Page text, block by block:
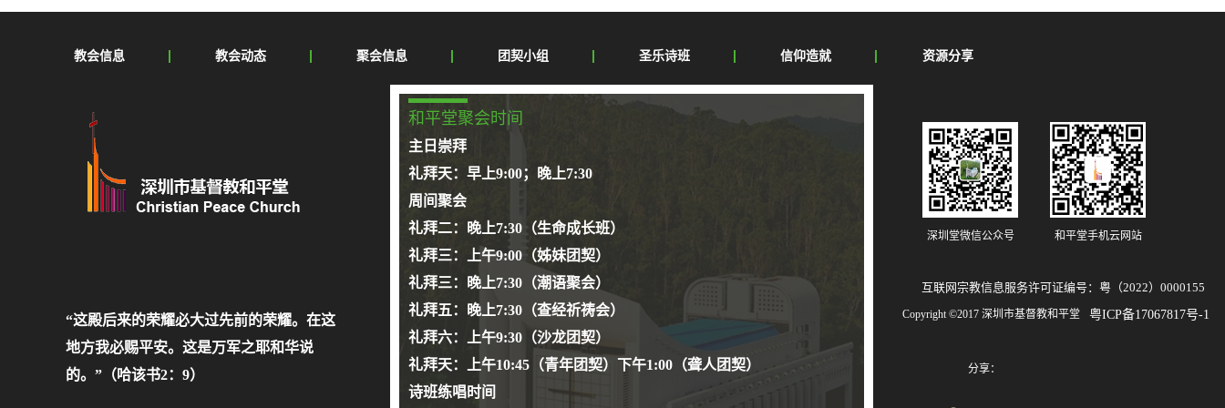
和平堂聚会时间
主日崇拜
礼拜天：早上9:00；晚上7:30
周间聚会
礼拜二：晚上7:30（生命成长班）
礼拜三：上午9:00（姊妹团契）
礼拜三：晚上7:30（潮语聚会）
礼拜五：晚上7:30（查经祈祷会）
礼拜六：上午9:30（沙龙团契）
礼拜天：上午10:45（青年团契）下午1:00（聋人团契）
诗班练唱时间
互联网宗教信息服务许可证编号：粤（2022）0000155
Copyright ©2017 深圳市基督教和平堂 粤ICP备17067817号-1
“这殿后来的荣耀必大过先前的荣耀。在这
地方我必赐平安。这是万军之耶和华说
的。”（哈该书2：9）
教会信息 教会动态 聚会信息 团契小组 圣乐诗班 信仰造就 资源分享
深圳堂微信公众号 和平堂手机云网站
分享：